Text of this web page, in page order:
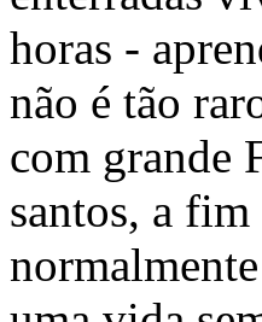
horas -
não é tão
com grande
santos, a